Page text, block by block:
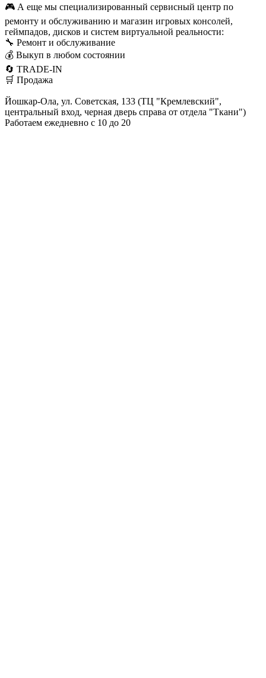
🎮 А еще мы специализированный сервисный центр по
ремонту и обслуживанию и магазин игровых консолей,
геймпадов, дисков и систем виртуальной реальности:
🔧 Ремонт и обслуживание
💰 Выкуп в любом состоянии
🔄 TRADE-IN
🛒 Продажа
Йошкар-Ола, ул. Советская, 133 (ТЦ "Кремлевский",
центральный вход, черная дверь справа от отдела "Ткани")
Работаем ежедневно с 10 до 20